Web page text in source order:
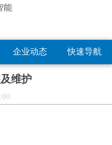
企业动态 快速导航
维护